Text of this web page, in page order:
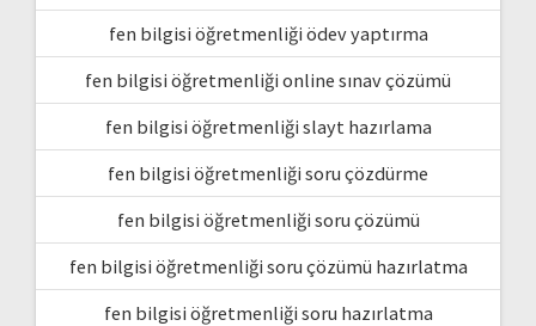
fen bilgisi öğretmenliği ödev yaptırma
fen bilgisi öğretmenliği online sınav çözümü
fen bilgisi öğretmenliği slayt hazırlama
fen bilgisi öğretmenliği soru çözdürme
fen bilgisi öğretmenliği soru çözümü
fen bilgisi öğretmenliği soru çözümü hazırlatma
fen bilgisi öğretmenliği soru hazırlatma